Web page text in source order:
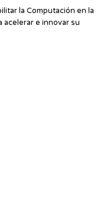
la Computación en la
acelerar e innovar su